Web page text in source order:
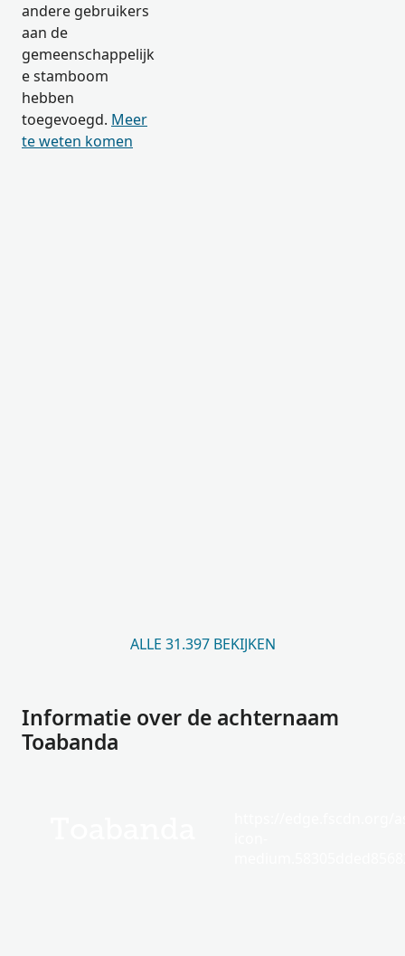
andere gebruikers
aan de
gemeenschappelijk
e stamboom
hebben
toegevoegd. Meer
te weten komen
ALLE 31.397 BEKIJKEN
Informatie over de achternaam
Toabanda